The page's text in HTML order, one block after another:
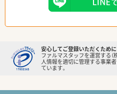
安心してご登録いただくために
ファルマスタッフを運営する（
人情報を適切に管理する事業
ています。